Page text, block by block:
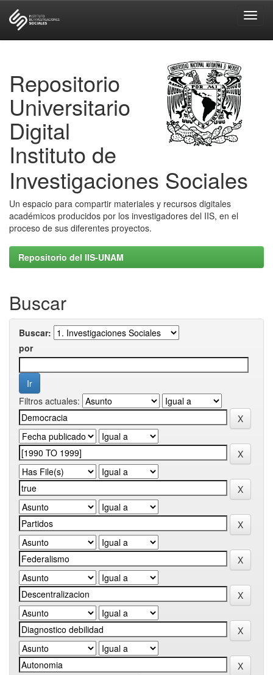
Repositorio
Universitario
Digital
Instituto de
Investigaciones Sociales
Un espacio para compartir materiales y recursos digitales
académicos producidos por los investigadores del IIS, en el
proceso de sus diferentes proyectos.
Repositorio del IIS-UNAM
Buscar
Buscar:
por
Filtros actuales: